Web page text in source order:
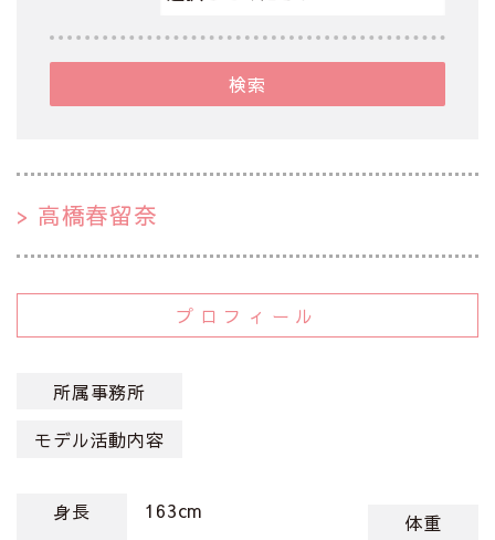
検索
高橋春留奈
プロフィール
所属事務所
モデル活動内容
身長 163cm
体重